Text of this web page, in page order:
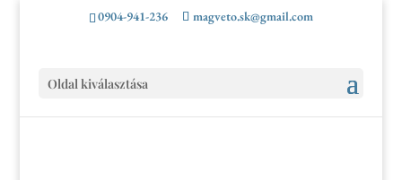
0904-941-236 magveto.sk@gmail.com
Oldal kiválasztása